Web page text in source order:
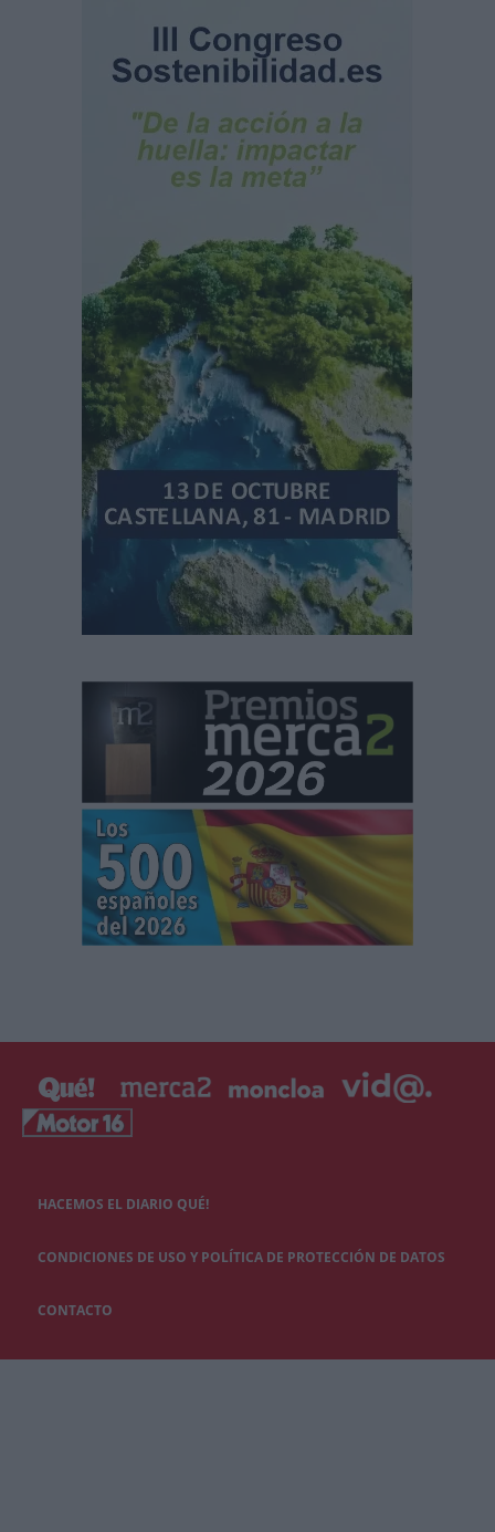
HACEMOS EL DIARIO QUÉ!
CONDICIONES DE USO Y POLÍTICA DE PROTECCIÓN DE DATOS
CONTACTO